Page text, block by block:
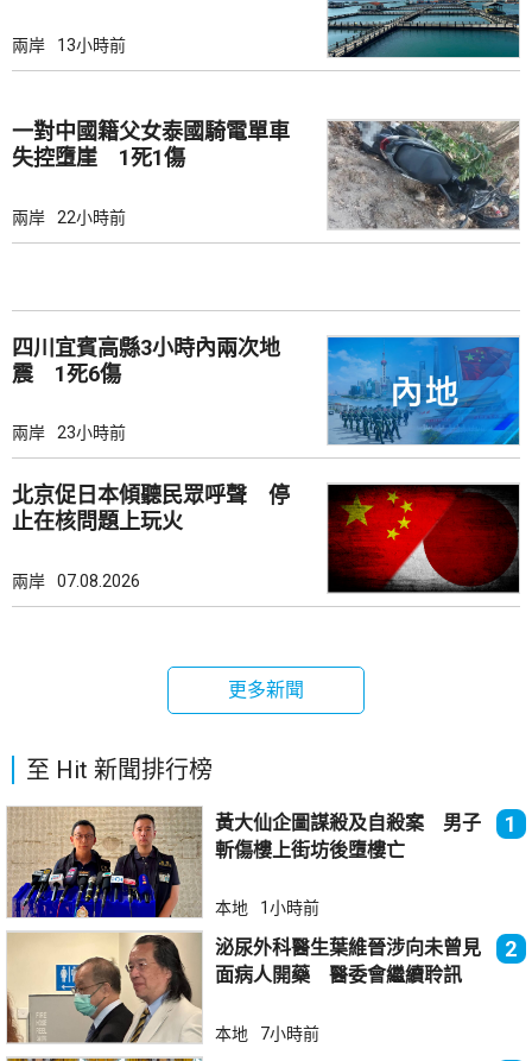
兩岸 13小時前
一對中國籍父女泰國騎電單車
失控墮崖 1死1傷
兩岸 22小時前
四川宜賓高縣3小時內兩次地
震 1死6傷
兩岸 23小時前
北京促日本傾聽民眾呼聲 停
止在核問題上玩火
兩岸 07.08.2026
更多新聞
至 Hit 新聞排行榜
黃大仙企圖謀殺及自殺案 男子
斬傷樓上街坊後墮樓亡
1
本地 1小時前
泌尿外科醫生葉維晉涉向未曾見
面病人開藥 醫委會繼續聆訊
2
本地 7小時前